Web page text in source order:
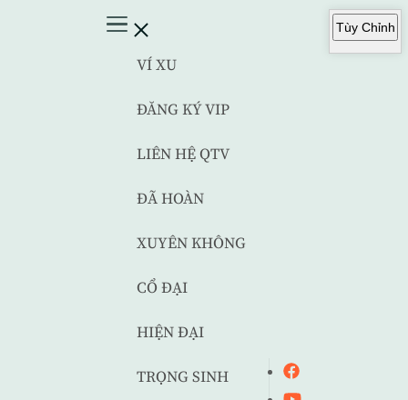
VÍ XU
ĐĂNG KÝ VIP
LIÊN HỆ QTV
ĐÃ HOÀN
XUYÊN KHÔNG
CỔ ĐẠI
HIỆN ĐẠI
TRỌNG SINH
Tùy Chỉnh